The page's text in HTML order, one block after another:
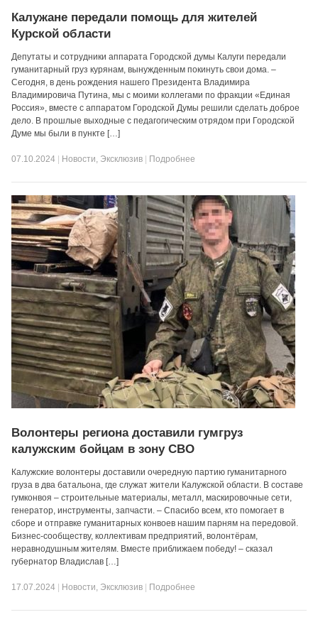
Калужане передали помощь для жителей
Курской области
Депутаты и сотрудники аппарата Городской думы Калуги передали
гуманитарный груз курянам, вынужденным покинуть свои дома. –
Сегодня, в день рождения нашего Президента Владимира
Владимировича Путина, мы с моими коллегами по фракции «Единая
Россия», вместе с аппаратом Городской Думы решили сделать доброе
дело. В прошлые выходные с педагогическим отрядом при Городской
Думе мы были в пункте […]
07.10.2024 Новости, Эксклюзив Подробнее
Волонтеры региона доставили гумгруз
калужским бойцам в зону СВО
Калужские волонтеры доставили очередную партию гуманитарного
груза в два батальона, где служат жители Калужской области. В составе
гумконвоя – строительные материалы, металл, маскировочные сети,
генератор, инструменты, запчасти. – Спасибо всем, кто помогает в
сборе и отправке гуманитарных конвоев нашим парням на передовой.
Бизнес-сообществу, коллективам предприятий, волонтёрам,
неравнодушным жителям. Вместе приближаем победу! – сказал
губернатор Владислав […]
17.07.2024 Новости, Эксклюзив Подробнее